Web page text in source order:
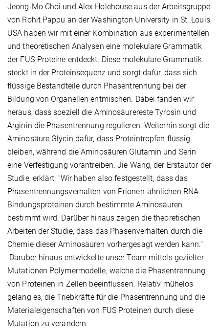
Jeong-Mo Choi und Alex Holehouse aus der Arbeitsgruppe
von Rohit Pappu an der Washington University in St. Louis,
USA haben wir mit einer Kombination aus experimentellen
und theoretischen Analysen eine molekulare Grammatik
der FUS-Proteine entdeckt. Diese molekulare Grammatik
steckt in der Proteinsequenz und sorgt dafür, dass sich
flüssige Bestandteile durch Phasentrennung bei der
Bildung von Organellen entmischen. Dabei fanden wir
heraus, dass speziell die Aminosäurereste Tyrosin und
Arginin die Phasentrennung regulieren. Weiterhin sorgt die
Aminosäure Glycin dafür, dass Proteintropfen flüssig
bleiben, während die Aminosäuren Glutamin und Serin
eine Verfestigung vorantreiben. Jie Wang, der Erstautor der
Studie, erklärt: "Wir haben also festgestellt, dass das
Phasentrennungsverhalten von Prionen-ähnlichen RNA-
Bindungsproteinen durch bestimmte Aminosäuren
bestimmt wird. Darüber hinaus zeigen die theoretischen
Arbeiten der Studie, dass das Phasenverhalten durch die
Chemie dieser Aminosäuren vorhergesagt werden kann."
Darüber hinaus entwickelte unser Team mittels gezielter
Mutationen Polymermodelle, welche die Phasentrennung
von Proteinen in Zellen beeinflussen. Relativ mühelos
gelang es, die Triebkräfte für die Phasentrennung und die
Materialeigenschaften von FUS Proteinen durch diese
Mutation zu verändern.